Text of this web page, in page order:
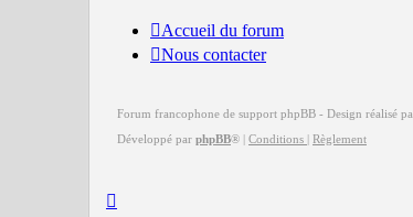
Accueil du forum
Nous contacter
Forum francophone de support phpBB - Design réalisé
Développé par phpBB® | Conditions | Règlement